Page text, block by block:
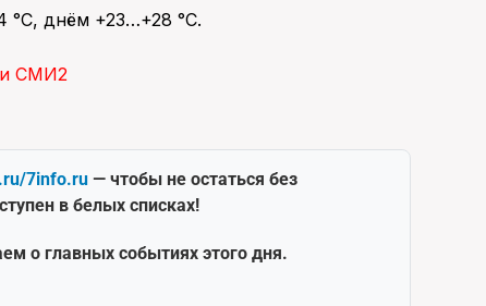
°С, днём +23…+28 °С.
СМИ2
7info.ru — чтобы не остаться без
в белых списках!
о главных событиях этого дня.